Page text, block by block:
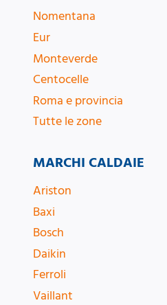
Nomentana
Eur
Monteverde
Centocelle
Roma e provincia
Tutte le zone
MARCHI CALDAIE
Ariston
Baxi
Bosch
Daikin
Ferroli
Vaillant